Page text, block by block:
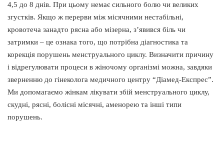
4,5 до 8 днів. При цьому немає сильного болю чи великих
згустків. Якщо ж перерви між місячними нестабільні,
кровотеча занадто рясна або мізерна, з’явився біль чи
затримки – це ознака того, що потрібна діагностика та
корекція порушень менструального циклу. Визначити причину
і відрегулювати процеси в жіночому організмі можна, завдяки
зверненню до гінеколога медичного центру “Діамед-Експрес”.
Ми допомагаємо жінкам лікувати збій менструального циклу,
скудні, рясні, болісні місячні, аменорею та інші типи
порушень.